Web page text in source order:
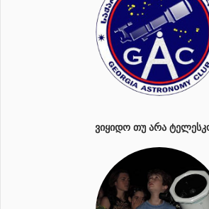
ᲕᲘᲧᲘᲓᲝ ᲗᲣ ᲐᲠᲐ